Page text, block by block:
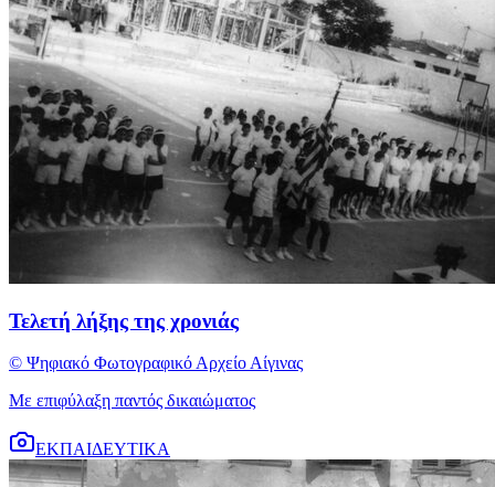
Τελετή λήξης της χρονιάς
© Ψηφιακό Φωτογραφικό Αρχείο Αίγινας
Με επιφύλαξη παντός δικαιώματος
ΕΚΠΑΙΔΕΥΤΙΚΑ